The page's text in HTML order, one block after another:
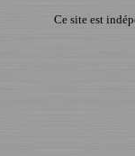
Ce site est